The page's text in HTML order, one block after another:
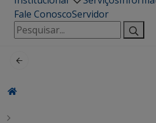
Fale ConoscoServidor
Pesquisar
por: